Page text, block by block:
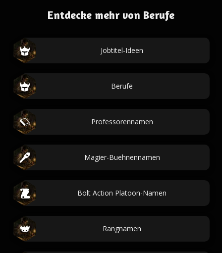
Entdecke mehr von Berufe
Jobtitel-Ideen
Berufe
Professorennamen
Magier-Buehnennamen
Bolt Action Platoon-Namen
Rangnamen